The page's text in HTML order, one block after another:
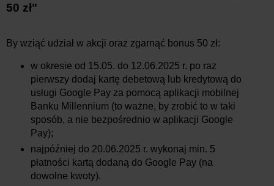
50 zł"
By wziąć udział w akcji oraz zgarnąć bonus 50 zł:
w okresie od 15.05. do 12.06.2025 r. po raz
pierwszy dodaj kartę debetową lub kredytową do
usługi Google Pay za pomocą aplikacji mobilnej
Banku Millennium (to ważne, by zrobić to w taki
sposób, a nie bezpośrednio w aplikacji Google
Pay);
najpóźniej do 20.06.2025 r. wykonaj min. 5
płatności kartą dodaną do Google Pay (na
dowolne kwoty).